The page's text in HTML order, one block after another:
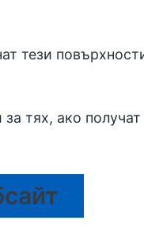
тези
тях, ако